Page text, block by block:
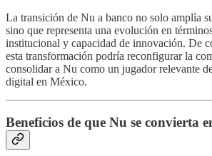
La transición de Nu a banco no solo amplía
sino que representa una evolución en
institucional y capacidad de innovación. De
esta transformación podría reconfigurar la
consolidar a Nu como un jugador relevante
digital en México.
Beneficios de que Nu se convierta